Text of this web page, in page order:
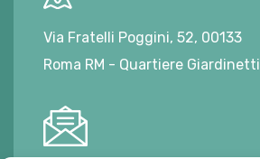
Via Fratelli Poggini, 52, 00133
Roma RM - Quartiere Giardinetti